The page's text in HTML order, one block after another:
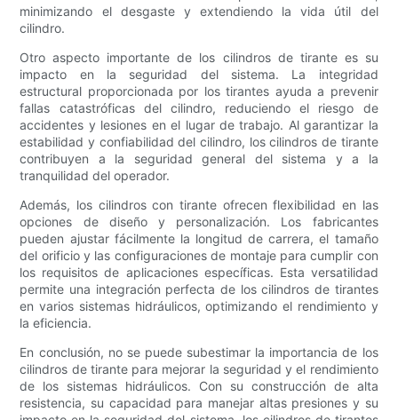
minimizando el desgaste y extendiendo la vida útil del
cilindro.
Otro aspecto importante de los cilindros de tirante es su
impacto en la seguridad del sistema. La integridad
estructural proporcionada por los tirantes ayuda a prevenir
fallas catastróficas del cilindro, reduciendo el riesgo de
accidentes y lesiones en el lugar de trabajo. Al garantizar la
estabilidad y confiabilidad del cilindro, los cilindros de tirante
contribuyen a la seguridad general del sistema y a la
tranquilidad del operador.
Además, los cilindros con tirante ofrecen flexibilidad en las
opciones de diseño y personalización. Los fabricantes
pueden ajustar fácilmente la longitud de carrera, el tamaño
del orificio y las configuraciones de montaje para cumplir con
los requisitos de aplicaciones específicas. Esta versatilidad
permite una integración perfecta de los cilindros de tirantes
en varios sistemas hidráulicos, optimizando el rendimiento y
la eficiencia.
En conclusión, no se puede subestimar la importancia de los
cilindros de tirante para mejorar la seguridad y el rendimiento
de los sistemas hidráulicos. Con su construcción de alta
resistencia, su capacidad para manejar altas presiones y su